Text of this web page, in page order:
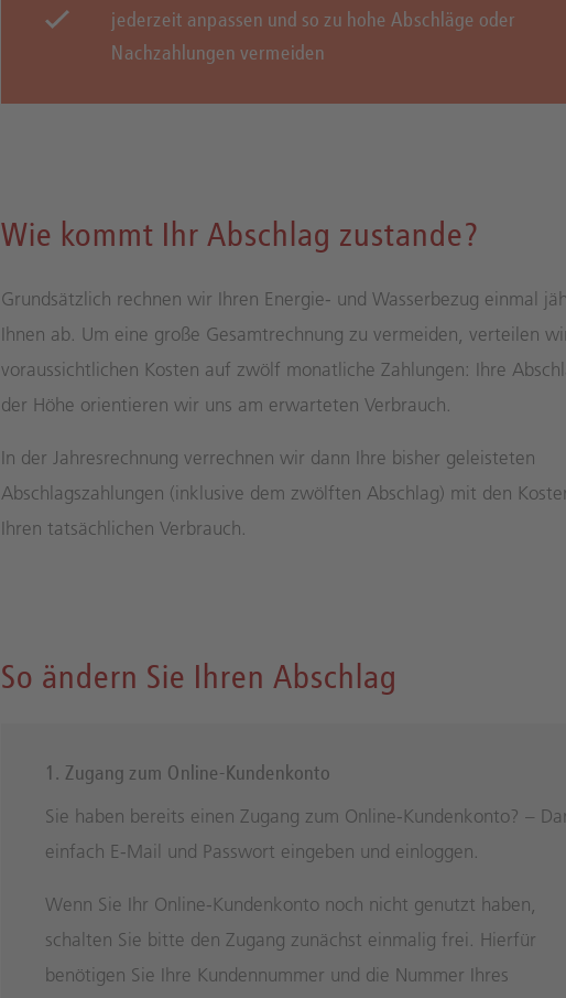
jederzeit anpassen und so zu hohe Abschläge oder
Nachzahlungen vermeiden
Wie kommt Ihr Abschlag zustande?
Grundsätzlich rechnen wir Ihren Energie- und Wasserbezug einmal
Ihnen ab. Um eine große Gesamtrechnung zu vermeiden, verteilen
voraussichtlichen Kosten auf zwölf monatliche Zahlungen: Ihre
der Höhe orientieren wir uns am erwarteten Verbrauch.
In der Jahresrechnung verrechnen wir dann Ihre bisher geleisteten
Abschlagszahlungen (inklusive dem zwölften Abschlag) mit den
Ihren tatsächlichen Verbrauch.
So ändern Sie Ihren Abschlag
1. Zugang zum Online-Kundenkonto
Sie haben bereits einen Zugang zum Online-Kundenkonto? –
einfach E-Mail und Passwort eingeben und einloggen.
Wenn Sie Ihr Online-Kundenkonto noch nicht genutzt haben,
schalten Sie bitte den Zugang zunächst einmalig frei. Hierfür
benötigen Sie Ihre Kundennummer und die Nummer Ihres